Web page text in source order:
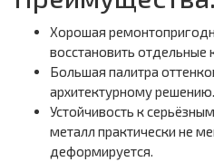
Хорошая
восстановить отдельные
Большая палитра
архитектурному решению.
Устойчивость к
металл практически не
деформируется.